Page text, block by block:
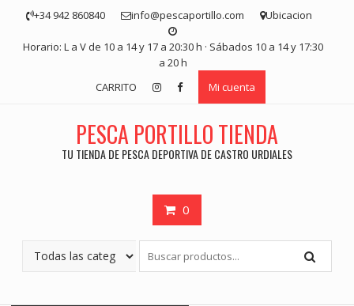
contenido
+34 942 860840 info@pescaportillo.com Ubicacion
Horario: L a V de 10 a 14 y 17 a 20:30 h · Sábados 10 a 14 y 17:30
a 20 h
CARRITO
Mi cuenta
PESCA PORTILLO TIENDA
TU TIENDA DE PESCA DEPORTIVA DE CASTRO URDIALES
0